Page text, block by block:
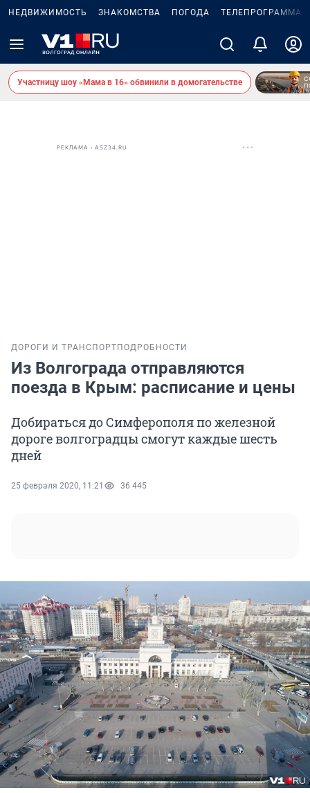
НЕДВИЖИМОСТЬ ЗНАКОМСТВА ПОГОДА ТЕЛЕПРОГРАММА
Участницу шоу «Мама в 16» обвинили в домогательстве
РЕКЛАМА • ASZ34.RU
ДОРОГИ И ТРАНСПОРТ ПОДРОБНОСТИ
Из Волгограда отправляются
поезда в Крым: расписание и цены
Добираться до Симферополя по железной
дороге волгоградцы смогут каждые шесть
дней
25 февраля 2020, 11:21 36 445